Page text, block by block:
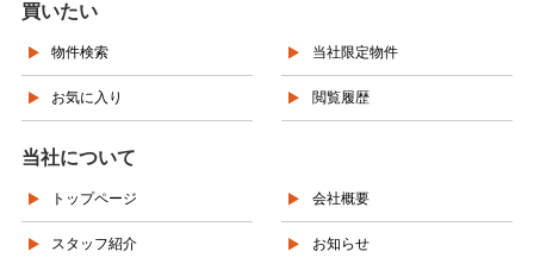
買いたい
物件検索 当社限定物件
お気に入り 閲覧履歴
当社について
トップページ 会社概要
スタッフ紹介 お知らせ